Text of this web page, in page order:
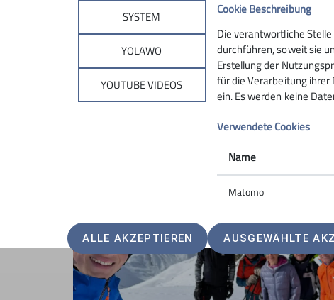
SYSTEM
YOLAWO
YOUTUBE VIDEOS
Cookie Beschreibung
Die verantwortliche
durchführen, soweit sie
Erstellung der
für die Verarbeitung ihrer
ein. Es werden keine
Verwendete Cookies
Name
Matomo
ALLE AKZEPTIEREN AUSGEWÄHLTE